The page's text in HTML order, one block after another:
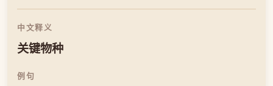
中文释义
关键物种
例句